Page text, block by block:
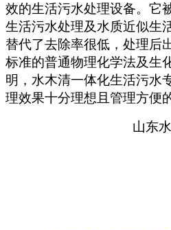
效的生活污水处理设备。它
生活污水处理及水质近似生
替代了去除率很低，处理后
标准的普通物理化学法及生
明，水木清一体化生活污水
理效果十分理想且管理方便
山东